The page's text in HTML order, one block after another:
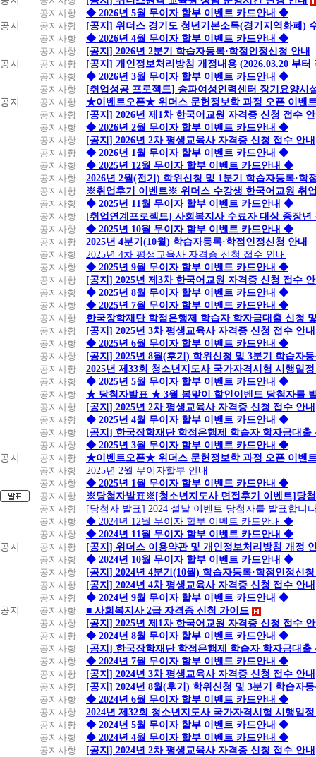
공지사항
◆ 2026년 5월 무이자 할부 이벤트 카드안내 ◆
공지
공지사항
[공지] 위더스 경기도 청년기본소득(경기지역화폐)
공지사항
◆ 2026년 4월 무이자 할부 이벤트 카드안내 ◆
공지사항
[공지] 2026년 2분기 학습자등록·학점인정신청 안내
공지
공지사항
[공지] 개인정보처리방침 개정내용 (2026.03.20 부터
공지사항
◆ 2026년 3월 무이자 할부 이벤트 카드안내 ◆
공지사항
[취업성공 프로젝트] 송파여성인력센터 장기요양시
공지
공지사항
★이벤트오픈★ 위더스 문헌정보학 과정 오픈 이벤
공지사항
[공지] 2026년 제1차 한국어교원 자격증 신청 접수
공지사항
◆ 2026년 2월 무이자 할부 이벤트 카드안내 ◆
공지사항
[공지] 2026년 2차 평생교육사 자격증 신청 접수 안내
공지사항
◆ 2026년 1월 무이자 할부 이벤트 카드안내 ◆
공지사항
◆ 2025년 12월 무이자 할부 이벤트 카드안내 ◆
공지사항
2026년 2월(전기) 학위신청 및 1분기 학습자등록·학
공지사항
※취업후기 이벤트※ 위더스 수강생 한국어교원 취
공지사항
◆ 2025년 11월 무이자 할부 이벤트 카드안내 ◆
공지사항
[취업연계프로젝트] 사회복지사 수료자 대상 중장
공지사항
◆ 2025년 10월 무이자 할부 이벤트 카드안내 ◆
공지사항
2025년 4분기(10월) 학습자등록·학점인정신청 안내
공지사항
2025년 4차 평생교육사 자격증 신청 접수 안내
공지사항
◆ 2025년 9월 무이자 할부 이벤트 카드안내 ◆
공지사항
[공지] 2025년 제3차 한국어교원 자격증 신청 접수
공지사항
◆ 2025년 8월 무이자 할부 이벤트 카드안내 ◆
공지사항
◆ 2025년 7월 무이자 할부 이벤트 카드안내 ◆
공지사항
한국장학재단 학점은행제 학습자 학자금대출 신청
공지사항
[공지] 2025년 3차 평생교육사 자격증 신청 접수 안내
공지사항
◆ 2025년 6월 무이자 할부 이벤트 카드안내 ◆
공지사항
[공지] 2025년 8월(후기) 학위신청 및 3분기 학습자
공지사항
2025년 제33회 청소년지도사 국가자격시험 시행일
공지사항
◆ 2025년 5월 무이자 할부 이벤트 카드안내 ◆
공지사항
★ 당첨자발표 ★ 3월 봄맞이 할인이벤트 당첨자를
공지사항
[공지] 2025년 2차 평생교육사 자격증 신청 접수 안내
공지사항
◆ 2025년 4월 무이자 할부 이벤트 카드안내 ◆
공지사항
[공지] 한국장학재단 학점은행제 학습자 학자금대출
공지사항
◆ 2025년 3월 무이자 할부 이벤트 카드안내 ◆
공지
공지사항
★이벤트오픈★ 위더스 문헌정보학 과정 오픈 이벤
공지사항
2025년 2월 무이자할부 안내
공지사항
◆ 2025년 1월 무이자 할부 이벤트 카드안내 ◆
공지사항
※당첨자발표※[청소년지도사 면접후기 이벤트]당
공지사항
[당첨자 발표] 2024 설날 이벤트 당첨자를 발표합니
공지사항
◆ 2024년 12월 무이자 할부 이벤트 카드안내 ◆
공지사항
◆ 2024년 11월 무이자 할부 이벤트 카드안내 ◆
공지
공지사항
[공지] 위더스 이용약관 및 개인정보처리방침 개정
공지사항
◆ 2024년 10월 무이자 할부 이벤트 카드안내 ◆
공지사항
[공지] 2024년 4분기(10월) 학습자등록·학점인정신
공지사항
[공지] 2024년 4차 평생교육사 자격증 신청 접수 안내
공지사항
◆ 2024년 9월 무이자 할부 이벤트 카드안내 ◆
공지
공지사항
■ 사회복지사 2급 자격증 신청 가이드
공지사항
[공지] 2025년 제1차 한국어교원 자격증 신청 접수
공지사항
◆ 2024년 8월 무이자 할부 이벤트 카드안내 ◆
공지사항
[공지] 한국장학재단 학점은행제 학습자 학자금대출
공지사항
◆ 2024년 7월 무이자 할부 이벤트 카드안내 ◆
공지사항
[공지] 2024년 3차 평생교육사 자격증 신청 접수 안내
공지사항
[공지] 2024년 8월(후기) 학위신청 및 3분기 학습자
공지사항
◆ 2024년 6월 무이자 할부 이벤트 카드안내 ◆
공지사항
2024년 제32회 청소년지도사 국가자격시험 시행일
공지사항
◆ 2024년 5월 무이자 할부 이벤트 카드안내 ◆
공지사항
◆ 2024년 4월 무이자 할부 이벤트 카드안내 ◆
공지사항
[공지] 2024년 2차 평생교육사 자격증 신청 접수 안내